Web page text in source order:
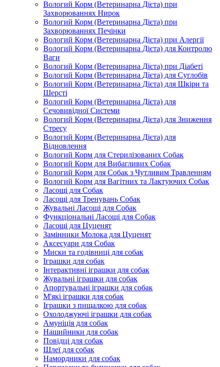
Вологий Корм (Ветеринарна Дієта) при
Захворюваннях Нирок
Вологий Корм (Ветеринарна Дієта) при
Захворюваннях Печінки
Вологий Корм (Ветеринарна Дієта) при Алергії
Вологий Корм (Ветеринарна Дієта) для Контролю
Ваги
Вологий Корм (Ветеринарна Дієта) при Діабеті
Вологий Корм (Ветеринарна Дієта) для Суглобів
Вологий Корм (Ветеринарна Дієта) для Шкіри та
Шерсті
Вологий Корм (Ветеринарна Дієта) для
Сечовивідної Системи
Вологий Корм (Ветеринарна Дієта) для Зниження
Стресу
Вологий Корм (Ветеринарна Дієта) для
Відновлення
Вологий Корм для Стерилізованих Собак
Вологий Корм для Вибагливих Собак
Вологий Корм для Собак з Чутливим Травленням
Вологий Корм для Вагітних та Лактуючих Собак
Ласощі для Собак
Ласощі для Тренувань Собак
Жувальні Ласощі для Собак
Функціональні Ласощі для Собак
Ласощі для Цуценят
Замінники Молока для Цуценят
Аксесуари для Собак
Миски та годівниці для собак
Іграшки для собак
Інтерактивні іграшки для собак
Жувальні іграшки для собак
Апортувальні іграшки для собак
М'які іграшки для собак
Іграшки з пищалкою для собак
Охолоджуючі іграшки для собак
Амуніція для собак
Нашийники для собак
Повідці для собак
Шлеї для собак
Намордники для собак